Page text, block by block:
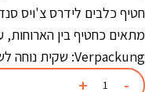
מתאים כחטיף בין הארוחות,
Verpackung: שקית נוחה לשימוש.